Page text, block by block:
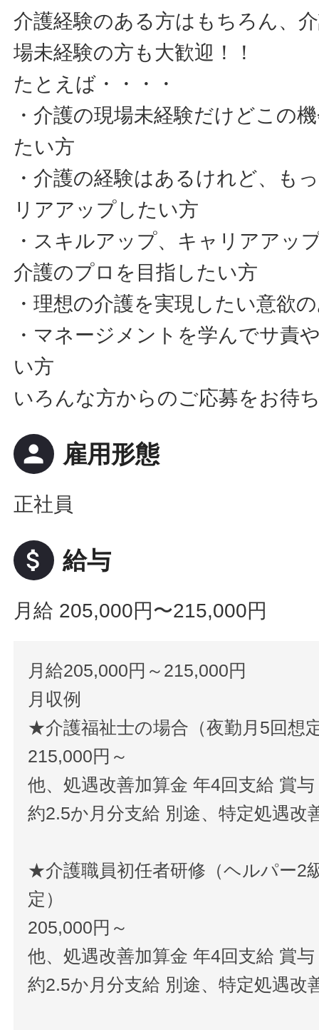
介護経験のある方はもちろん、
場未経験の方も大歓迎！！
たとえば・・・・
・介護の現場未経験だけどこの
たい方
・介護の経験はあるけれど、も
リアアップしたい方
・スキルアップ、キャリアアッ
介護のプロを目指したい方
・理想の介護を実現したい意欲
・マネージメントを学んでサ責
い方
いろんな方からのご応募をお待
person 雇用形態
正社員
attach_money 給与
月給 205,000円〜215,000円
月給205,000円～215,000円
月収例
★介護福祉士の場合（夜勤月5回想
215,000円～
他、処遇改善加算金 年4回支給 賞
約2.5か月分支給 別途、特定処遇改
★介護職員初任者研修（ヘルパー2
定）
205,000円～
他、処遇改善加算金 年4回支給 賞
約2.5か月分支給 別途、特定処遇改